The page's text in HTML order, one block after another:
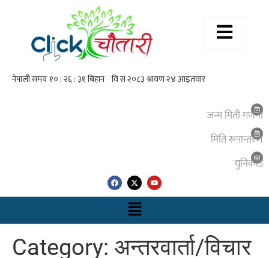
जन्म मिती गणना
मिति रूपान्तरण
युनिकाेड
Category: अन्तरवार्ता/विचार